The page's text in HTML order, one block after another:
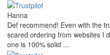
Hanna
Def recommend! Even with the
scared ordering from websites I
one is 100% solid ...